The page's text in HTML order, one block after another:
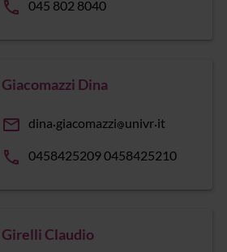
phone 045 802 8040
Giacomazzi Dina
email dina giacomazzi univr it
phone 0458425209 0458425210
Girelli Claudio